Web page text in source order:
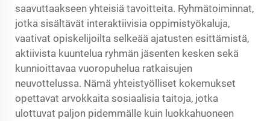
saavuttaakseen yhteisiä tavoitteita. Ryhmätoiminnat,
jotka sisältävät interaktiivisia oppimistyökaluja,
vaativat opiskelijoilta selkeää ajatusten esittämistä,
aktiivista kuuntelua ryhmän jäsenten kesken sekä
kunnioittavaa vuoropuhelua ratkaisujen
neuvottelussa. Nämä yhteistyölliset kokemukset
opettavat arvokkaita sosiaalisia taitoja, jotka
ulottuvat paljon pidemmälle kuin luokkahuoneen